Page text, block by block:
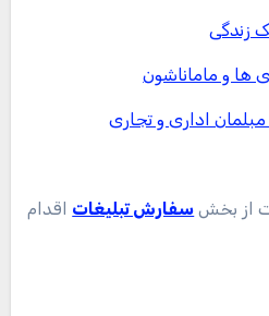
زندگی
ی ها و ماماناشون
اداری و تجاری
از بخش سفارش تبلیغات اقدام